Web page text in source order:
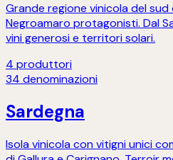
Grande regione vinicola del sud
Negroamaro protagonisti. Dal
vini generosi e territori solari.
4 produttori
34 denominazioni
Sardegna
Isola vinicola con vitigni unici